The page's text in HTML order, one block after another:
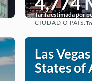
Tarifa estimada por
CIUDAD O PAÍS:
Las
States of